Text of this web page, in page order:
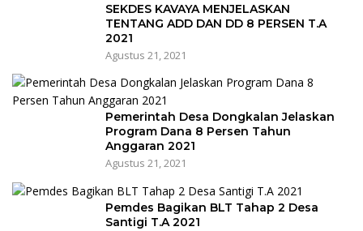
SEKDES KAVAYA MENJELASKAN
TENTANG ADD DAN DD 8 PERSEN T.A
2021
Agustus 21, 2021
Pemerintah Desa Dongkalan Jelaskan
Program Dana 8 Persen Tahun
Anggaran 2021
Agustus 21, 2021
Pemdes Bagikan BLT Tahap 2 Desa
Santigi T.A 2021